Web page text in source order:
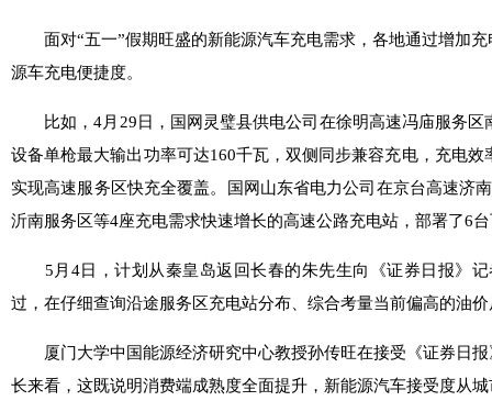
面对“五一”假期旺盛的新能源汽车充电需求，各地通过增加充
源车充电便捷度。
比如，4月29日，国网灵璧县供电公司在徐明高速冯庙服务区
设备单枪最大输出功率可达160千瓦，双侧同步兼容充电，充电
实现高速服务区快充全覆盖。国网山东省电力公司在京台高速济
沂南服务区等4座充电需求快速增长的高速公路充电站，部署了6
5月4日，计划从秦皇岛返回长春的朱先生向《证券日报》记
过，在仔细查询沿途服务区充电站分布、综合考量当前偏高的油
厦门大学中国能源经济研究中心教授孙传旺在接受《证券日报
长来看，这既说明消费端成熟度全面提升，新能源汽车接受度从